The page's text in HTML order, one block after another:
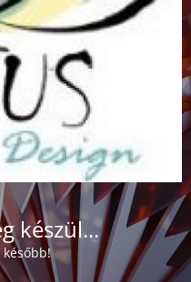
készül...
később!